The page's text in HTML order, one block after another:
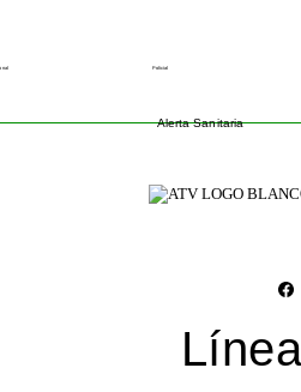
Policial
Alerta Sanitaria
Línea